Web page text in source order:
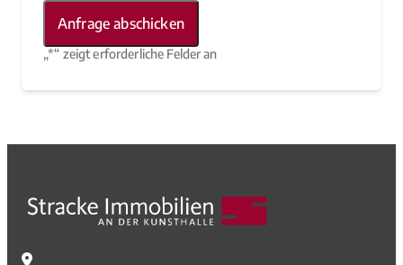
„*“ zeigt erforderliche Felder an